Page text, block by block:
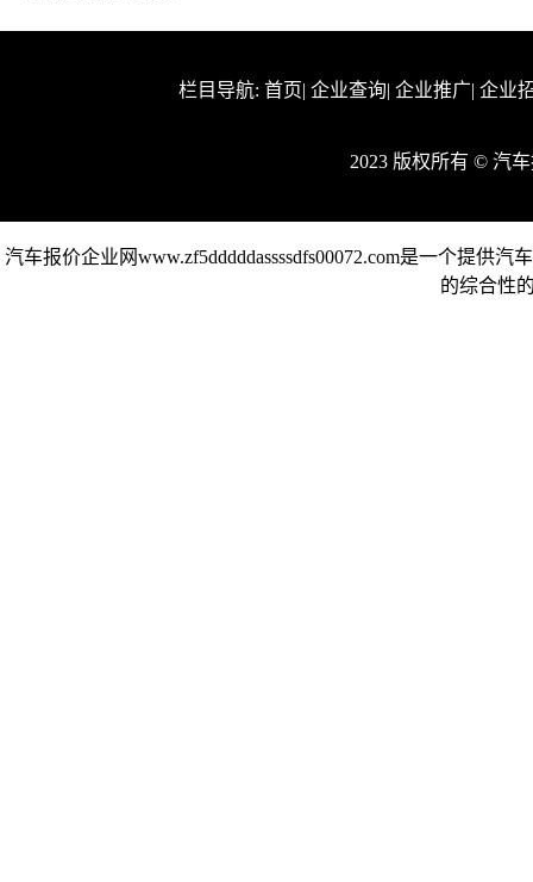
栏目导航: 首页| 企业查询| 企业推广| 企业
2023 版权所有 © 汽
汽车报价企业网www.zf5dddddassssdfs00072.com是一个提供
的综合性